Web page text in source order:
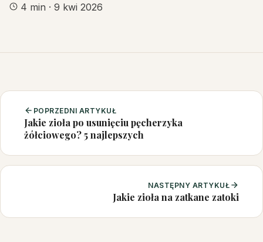
4 min · 9 kwi 2026
POPRZEDNI ARTYKUŁ
Jakie zioła po usunięciu pęcherzyka
żółciowego? 5 najlepszych
NASTĘPNY ARTYKUŁ
Jakie zioła na zatkane zatoki